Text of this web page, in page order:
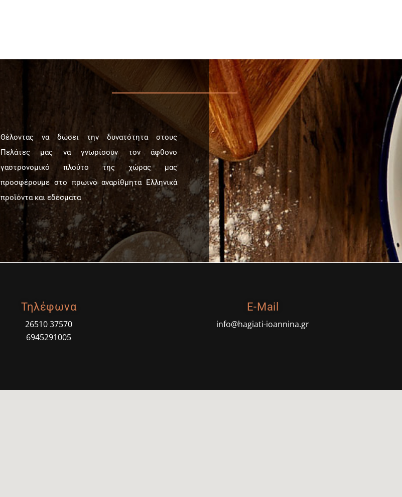
Θέλοντας να δώσει την δυνατότητα στους
Πελάτες μας να γνωρίσουν τον άφθονο
γαστρονομικό πλούτο της χώρας μας
προσφέρουμε στο πρωινό αναρίθμητα Ελληνικά
προϊόντα και εδέσματα
Τηλέφωνα
26510 37570
6945291005
E-Mail
info@hagiati-ioannina.gr